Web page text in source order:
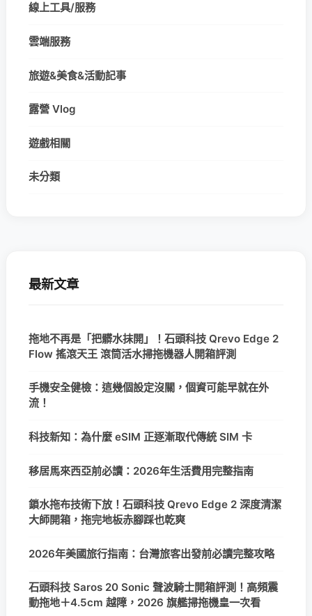
線上工具/服務
雲端服務
旅遊&美食&活動記事
露營 Vlog
遊戲相關
未分類
最新文章
拖地不再是「把髒水抹開」！石頭科技 Qrevo Edge 2
Flow 搖滾天王 滾筒活水掃拖機器人開箱評測
手機安全健檢：這幾個設定沒關，個資可能早就在外
流！
科技新知：為什麼 eSIM 正逐漸取代傳統 SIM 卡
移居馬來西亞前必讀：2026年生活費用完整指南
鎖水拖布技術下放！石頭科技 Qrevo Edge 2 深度清潔
大師開箱，拖完地板赤腳踩也乾爽
2026年美國旅行指南：台灣旅客出發前必讀完整攻略
石頭科技 Saros 20 Sonic 聲波騎士開箱評測！高頻震
動拖地＋4.5cm 越障，2026 旗艦掃拖機皇一次看